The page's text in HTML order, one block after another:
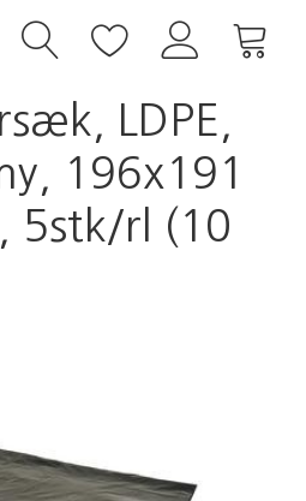
LDPE,
196x191
5stk/rl (10